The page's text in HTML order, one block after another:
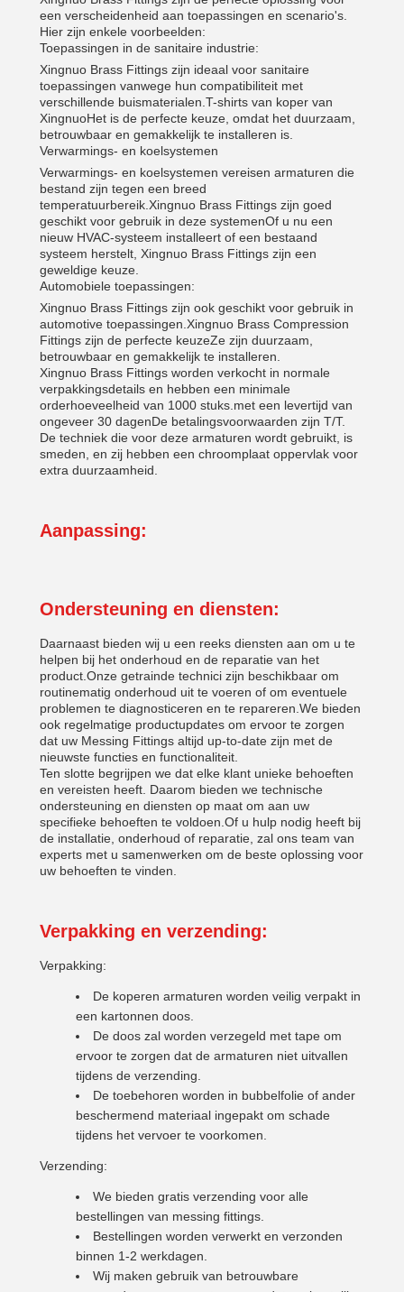
een verscheidenheid aan toepassingen en scenario's.
Hier zijn enkele voorbeelden:
Toepassingen in de sanitaire industrie:
Xingnuo Brass Fittings zijn ideaal voor sanitaire
toepassingen vanwege hun compatibiliteit met
verschillende buismaterialen.T-shirts van koper van
XingnuoHet is de perfecte keuze, omdat het duurzaam,
betrouwbaar en gemakkelijk te installeren is.
Verwarmings- en koelsystemen
Verwarmings- en koelsystemen vereisen armaturen die
bestand zijn tegen een breed
temperatuurbereik.Xingnuo Brass Fittings zijn goed
geschikt voor gebruik in deze systemenOf u nu een
nieuw HVAC-systeem installeert of een bestaand
systeem herstelt, Xingnuo Brass Fittings zijn een
geweldige keuze.
Automobiele toepassingen:
Xingnuo Brass Fittings zijn ook geschikt voor gebruik in
automotive toepassingen.Xingnuo Brass Compression
Fittings zijn de perfecte keuzeZe zijn duurzaam,
betrouwbaar en gemakkelijk te installeren.
Xingnuo Brass Fittings worden verkocht in normale
verpakkingsdetails en hebben een minimale
orderhoeveelheid van 1000 stuks.met een levertijd van
ongeveer 30 dagenDe betalingsvoorwaarden zijn T/T.
De techniek die voor deze armaturen wordt gebruikt, is
smeden, en zij hebben een chroomplaat oppervlak voor
extra duurzaamheid.
Aanpassing:
Ondersteuning en diensten:
Daarnaast bieden wij u een reeks diensten aan om u te
helpen bij het onderhoud en de reparatie van het
product.Onze getrainde technici zijn beschikbaar om
routinematig onderhoud uit te voeren of om eventuele
problemen te diagnosticeren en te repareren.We bieden
ook regelmatige productupdates om ervoor te zorgen
dat uw Messing Fittings altijd up-to-date zijn met de
nieuwste functies en functionaliteit.
Ten slotte begrijpen we dat elke klant unieke behoeften
en vereisten heeft. Daarom bieden we technische
ondersteuning en diensten op maat om aan uw
specifieke behoeften te voldoen.Of u hulp nodig heeft bij
de installatie, onderhoud of reparatie, zal ons team van
experts met u samenwerken om de beste oplossing voor
uw behoeften te vinden.
Verpakking en verzending:
Verpakking:
De koperen armaturen worden veilig verpakt in
een kartonnen doos.
De doos zal worden verzegeld met tape om
ervoor te zorgen dat de armaturen niet uitvallen
tijdens de verzending.
De toebehoren worden in bubbelfolie of ander
beschermend materiaal ingepakt om schade
tijdens het vervoer te voorkomen.
Verzending:
We bieden gratis verzending voor alle
bestellingen van messing fittings.
Bestellingen worden verwerkt en verzonden
binnen 1-2 werkdagen.
Wij maken gebruik van betrouwbare